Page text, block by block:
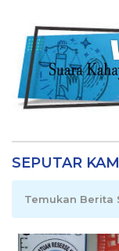
SEPUTAR
Temukan Berita